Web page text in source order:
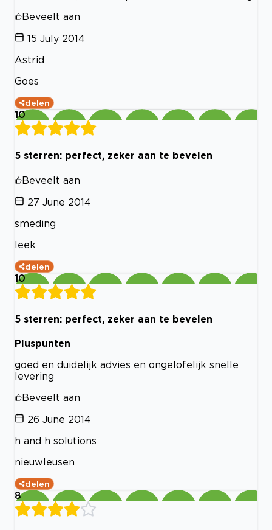
Beveelt aan
15 July 2014
Astrid
Goes
delen
10
5 sterren: perfect, zeker aan te bevelen
Beveelt aan
27 June 2014
smeding
leek
delen
10
5 sterren: perfect, zeker aan te bevelen
Pluspunten
goed en duidelijk advies en ongelofelijk snelle
levering
Beveelt aan
26 June 2014
h and h solutions
nieuwleusen
delen
8